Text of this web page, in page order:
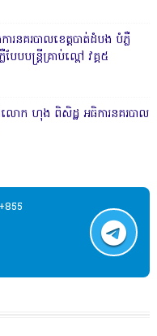
រនគរបាលខេត្តបាត់ដំបង បំភ្លឺ
បបន្ត្រីគ្រាប់ល្ពៅ វគ្គ៥
ដឹងលោក ហុង ពិសិដ្ឋ អធិការនគរបាល